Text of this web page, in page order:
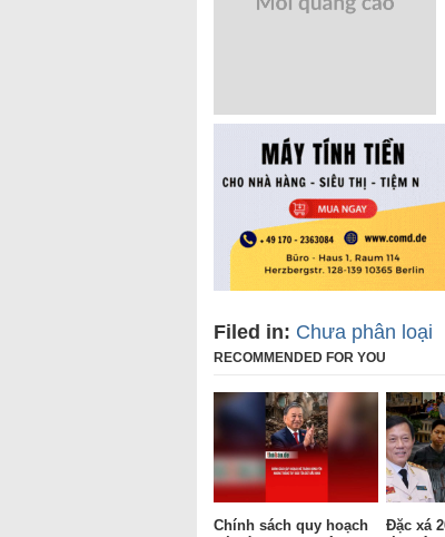
Filed in: Chưa phân loại
RECOMMENDED FOR YOU
Chính sách quy hoạch
Đặc xá